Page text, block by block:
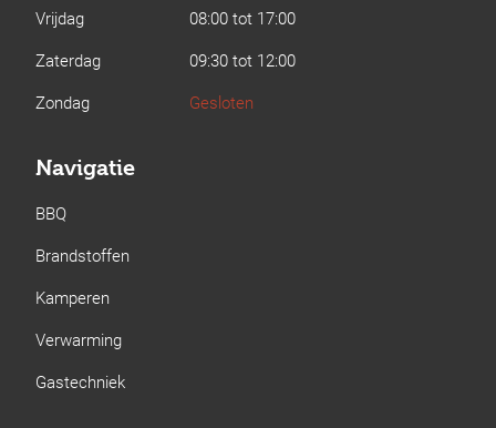
Vrijdag
08:00 tot 17:00
Zaterdag
09:30 tot 12:00
Zondag
Gesloten
Navigatie
BBQ
Brandstoffen
Kamperen
Verwarming
Gastechniek